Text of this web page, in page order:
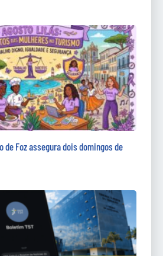
de Foz assegura dois domingos de